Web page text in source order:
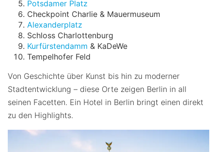
Potsdamer Platz
Checkpoint Charlie & Mauermuseum
Alexanderplatz
Schloss Charlottenburg
Kurfürstendamm & KaDeWe
Tempelhofer Feld
Von Geschichte über Kunst bis hin zu moderner
Stadtentwicklung – diese Orte zeigen Berlin in all
seinen Facetten. Ein Hotel in Berlin bringt einen direkt
zu den Highlights.